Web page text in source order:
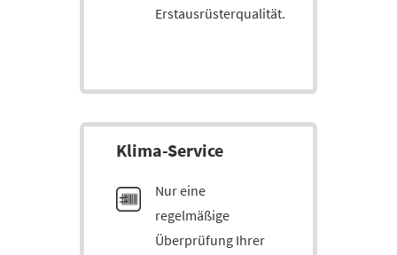
Erstausrüsterqualität.
Klima-Service
Nur eine
regelmäßige
Überprüfung Ihrer